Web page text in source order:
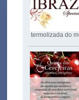
termolizada do